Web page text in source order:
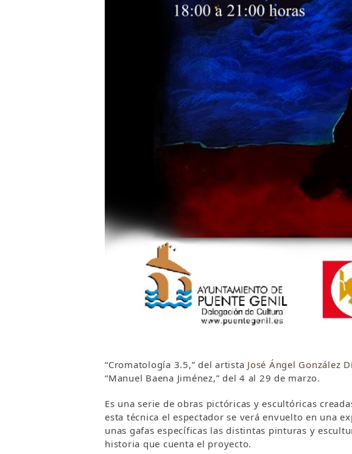
“Cromatología 3.5,” del artista José Ángel González
“Manuel Baena Jiménez,” del 4 al 29 de marzo.
Es una serie de obras pictóricas y escultóricas
esta técnica el espectador se verá envuelto en una
unas gafas específicas las distintas pinturas y
historia que cuenta el proyecto.